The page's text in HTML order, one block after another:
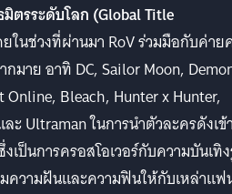
ตรระดับโลก (Global Title
ในช่วงที่ผ่านมา RoV ร่วมมือกับค่าย
มาย อาทิ DC, Sailor Moon,
Online, Bleach, Hunter x Hunter,
ะ Ultraman ในการนําตัวละครดังเข้
เป็นการครอสโอเวอร์กับความบันเทิ
ความฝันและความฟินให้กับเหล่าแฟ